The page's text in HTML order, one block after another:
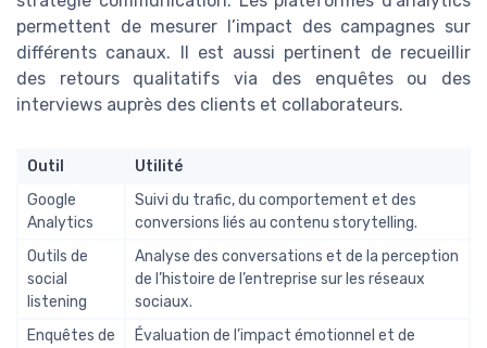
permettent de mesurer l’impact des campagnes sur
différents canaux. Il est aussi pertinent de recueillir
des retours qualitatifs via des enquêtes ou des
interviews auprès des clients et collaborateurs.
Outil
Utilité
Google
Analytics
Suivi du trafic, du comportement et des
conversions liés au contenu storytelling.
Outils de
social
listening
Analyse des conversations et de la perception
de l’histoire de l’entreprise sur les réseaux
sociaux.
Enquêtes de
Évaluation de l’impact émotionnel et de